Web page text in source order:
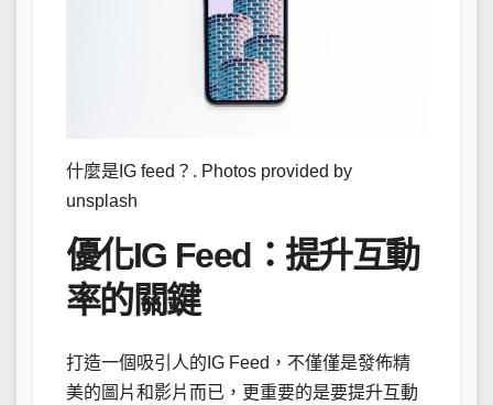
什麼是IG feed？. Photos provided by
unsplash
優化IG Feed：提升互動
率的關鍵
打造一個吸引人的IG Feed，不僅僅是發佈精
美的圖片和影片而已，更重要的是要提升互動